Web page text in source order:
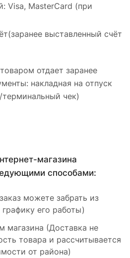
Visa, MasterCard (при
выставленный счёт
отдает заранее
накладная на отпуск
чек)
магазина
способами:
можете забрать из
графику его работы)
магазина (Доставка не
товара и рассчитывается
от района)